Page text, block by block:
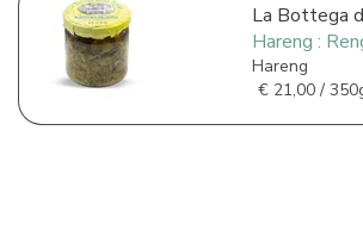
La Bottega
Hareng :
Hareng
€ 21,00 /